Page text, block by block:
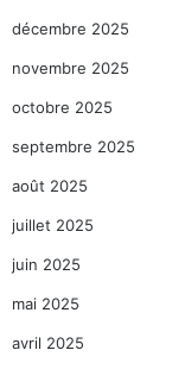
décembre 2025
novembre 2025
octobre 2025
septembre 2025
août 2025
juillet 2025
juin 2025
mai 2025
avril 2025